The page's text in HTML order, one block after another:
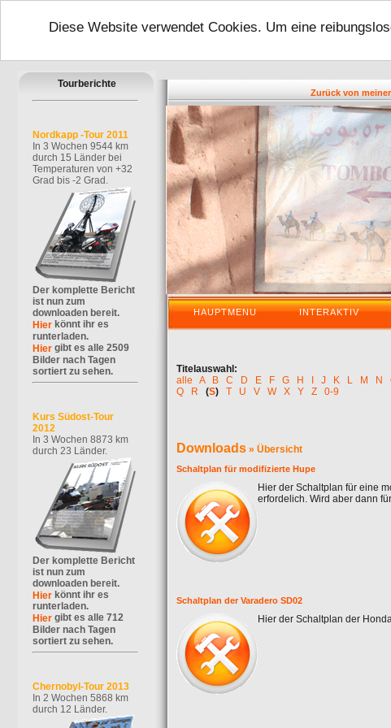
Diese Website verwendet Cookies. Um eine
Zurück von meiner
HAUPTMENU INTERAKTIV
Tourberichte
Nordkapp -Tour 2011
In 3 Wochen 9544 km
durch 15 Länder bei
Temperaturen von +32
Grad bis -2 Grad.
Der komplette Bericht
ist nun zum
downloaden bereit.
Hier könnt ihr es
runterladen.
Hier gibt es alle 2509
Bilder nach Tagen
sortiert zu sehen.
Kurs Südost-Tour
2012
In 3 Wochen 8873 km
durch 23 Länder.
Der komplette Bericht
ist nun zum
downloaden bereit.
Hier könnt ihr es
runterladen.
Hier gibt es alle 712
Bilder nach Tagen
sortiert zu sehen.
Chernobyl-Tour 2013
In 2 Wochen 5868 km
durch 12 Länder.
Titelauswahl:
alle
A B C D E F G H J K L M N
Q
R (S) T U V W X Y Z 0-9
Downloads » Übersicht
Schaltplan für modifizierte Hupe
Hier der Schaltplan für eine
erfordelich. Wird aber dann
Schaltplan der Varadero SD02
Hier der Schaltplan der